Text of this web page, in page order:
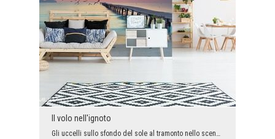
Il volo nell'ignoto
Gli uccelli sullo sfondo del sole al tramonto nello scenario balneare - possiamo immaginare qualc...